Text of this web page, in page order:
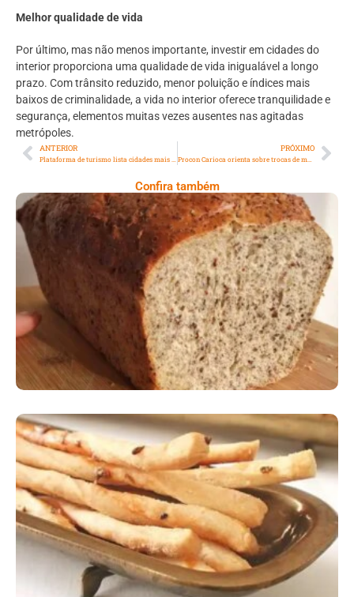
Melhor qualidade de vida
Por último, mas não menos importante, investir em cidades do
interior proporciona uma qualidade de vida inigualável a longo
prazo. Com trânsito reduzido, menor poluição e índices mais
baixos de criminalidade, a vida no interior oferece tranquilidade e
segurança, elementos muitas vezes ausentes nas agitadas
metrópoles.
ANTERIOR PRÓXIMO
Procon Carioca orienta sobre trocas de mercadoria e direito ao arrependimento
Confira também
Comer Bem: Pão Low Carb
Comer Bem: Palitinhos De Cebola E Salsa